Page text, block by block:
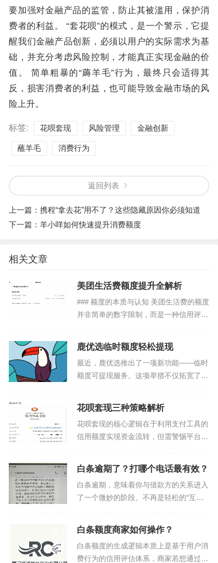
要加强对金融产品的监管，防止其被滥用，保护消
费者的利益。 “套花呗”的模式，是一个警示，它提
醒我们金融产品创新，必须以用户的实际需求为基
础，并充分考虑风险控制，才能真正实现金融的价
值。 简单粗暴的“薅羊毛”行为，最终只会适得其
反，损害消费者的利益，也可能导致金融市场的风
险上升。
标签: 花呗套现 风险管理 金融创新
蘸羊毛 消费行为
返回列表
上一篇： 携程“拿去花”用不了？这些隐藏原因你必须知道
下一篇： 羊小咩如何快速提升消费额度
相关文章
美团生活费额度提升全解析
### 额度的本质与认知 美团生活费的额度
并非简单的数字限制，而是一种信用评估
维度数据，综合判断用户的还款能力和风
险等级。额...
鹿优选临时额度轻松提现
最近，鹿优选推出了一项新功能——临时
额度可提现服务。这项举措不仅拓宽了平
度出发，临时额度的灵活使用可以极大提
升购物体验；而对于商...
花呗套现三种策略解析
花呗套现的核心逻辑在于利用支付工具的
信用额度实现资金流转，但需警惕平台风
质的聚合支付服务商合作，将花呗额度转
化为可提现的银行账户...
白条逾期了？打哪个电话最有效？
白条逾期，意味着你与借款方的关系进入
了一个微妙的阶段。不再是轻松的“互
工具，但面对一长串看似相同的号码，究
竟该拨打哪个才能更有效...
白条额度商家如何操作？
白条额度的生成逻辑本质上是基于用户消
费行为的信用评估体系，商家若想通过白